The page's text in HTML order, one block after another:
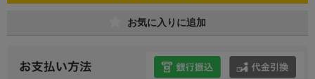
お気に入りに追加